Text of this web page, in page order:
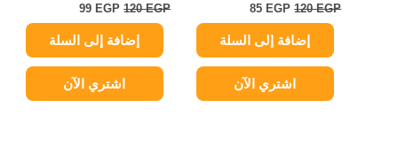
120EGP
85 EGP
إضافة إلى السلة
اشتري الآن
120EGP
99 EGP
إضافة إلى السلة
اشتري الآن